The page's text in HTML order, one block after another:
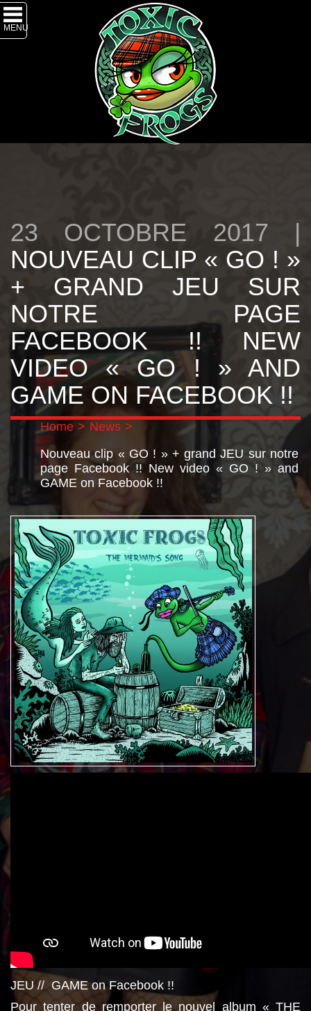
MENU
23 OCTOBRE 2017 |
NOUVEAU CLIP « GO ! »
+ GRAND JEU SUR
NOTRE PAGE
FACEBOOK !! NEW
VIDEO « GO ! » AND
GAME ON FACEBOOK !!
Home > News >
Nouveau clip « GO ! » + grand JEU sur notre
page Facebook !! New video « GO ! » and
GAME on Facebook !!
JEU // GAME on Facebook !!
Pour tenter de remporter le nouvel album « THE